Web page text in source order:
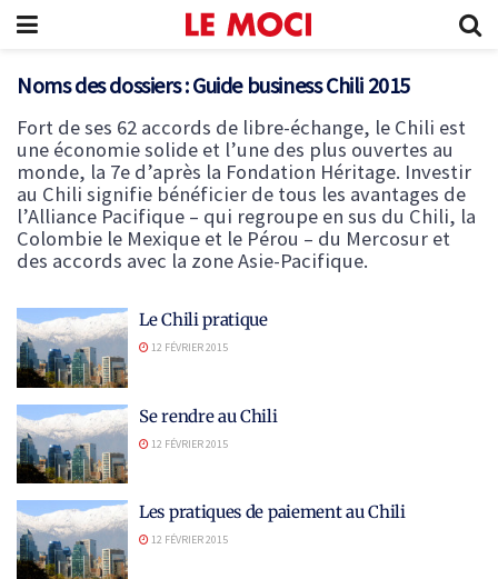
Noms des dossiers :Guide business Chili 2015
Fort de ses 62 accords de libre-échange, le Chili est
une économie solide et l’une des plus ouvertes au
monde, la 7e d’après la Fondation Héritage. Investir
au Chili signifie bénéficier de tous les avantages de
l’Alliance Pacifique – qui regroupe en sus du Chili, la
Colombie le Mexique et le Pérou – du Mercosur et
des accords avec la zone Asie-Pacifique.
Le Chili pratique
12 FÉVRIER 2015
Se rendre au Chili
12 FÉVRIER 2015
Les pratiques de paiement au Chili
12 FÉVRIER 2015